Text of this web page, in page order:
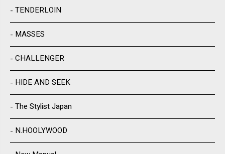
TENDERLOIN
MASSES
CHALLENGER
HIDE AND SEEK
The Stylist Japan
N.HOOLYWOOD